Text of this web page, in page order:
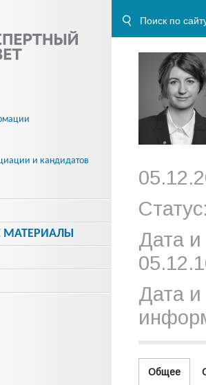
Дата
Дата и
Общее
и кандидатов
МАТЕРИАЛЫ